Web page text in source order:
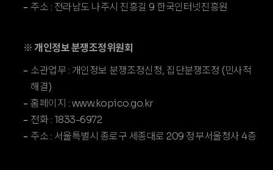
주소 : 전라남도 나주시 진흥길 9 한국인터넷진흥원
※ 개인정보 분쟁조정위원회
소관업무 : 개인정보 분쟁조정신청, 집단분쟁조정 (민사적
해결)
홈페이지 : www.kopico.go.kr
전화 : 1833-6972
주소 : 서울특별시 종로구 세종대로 209 정부서울청사 4층